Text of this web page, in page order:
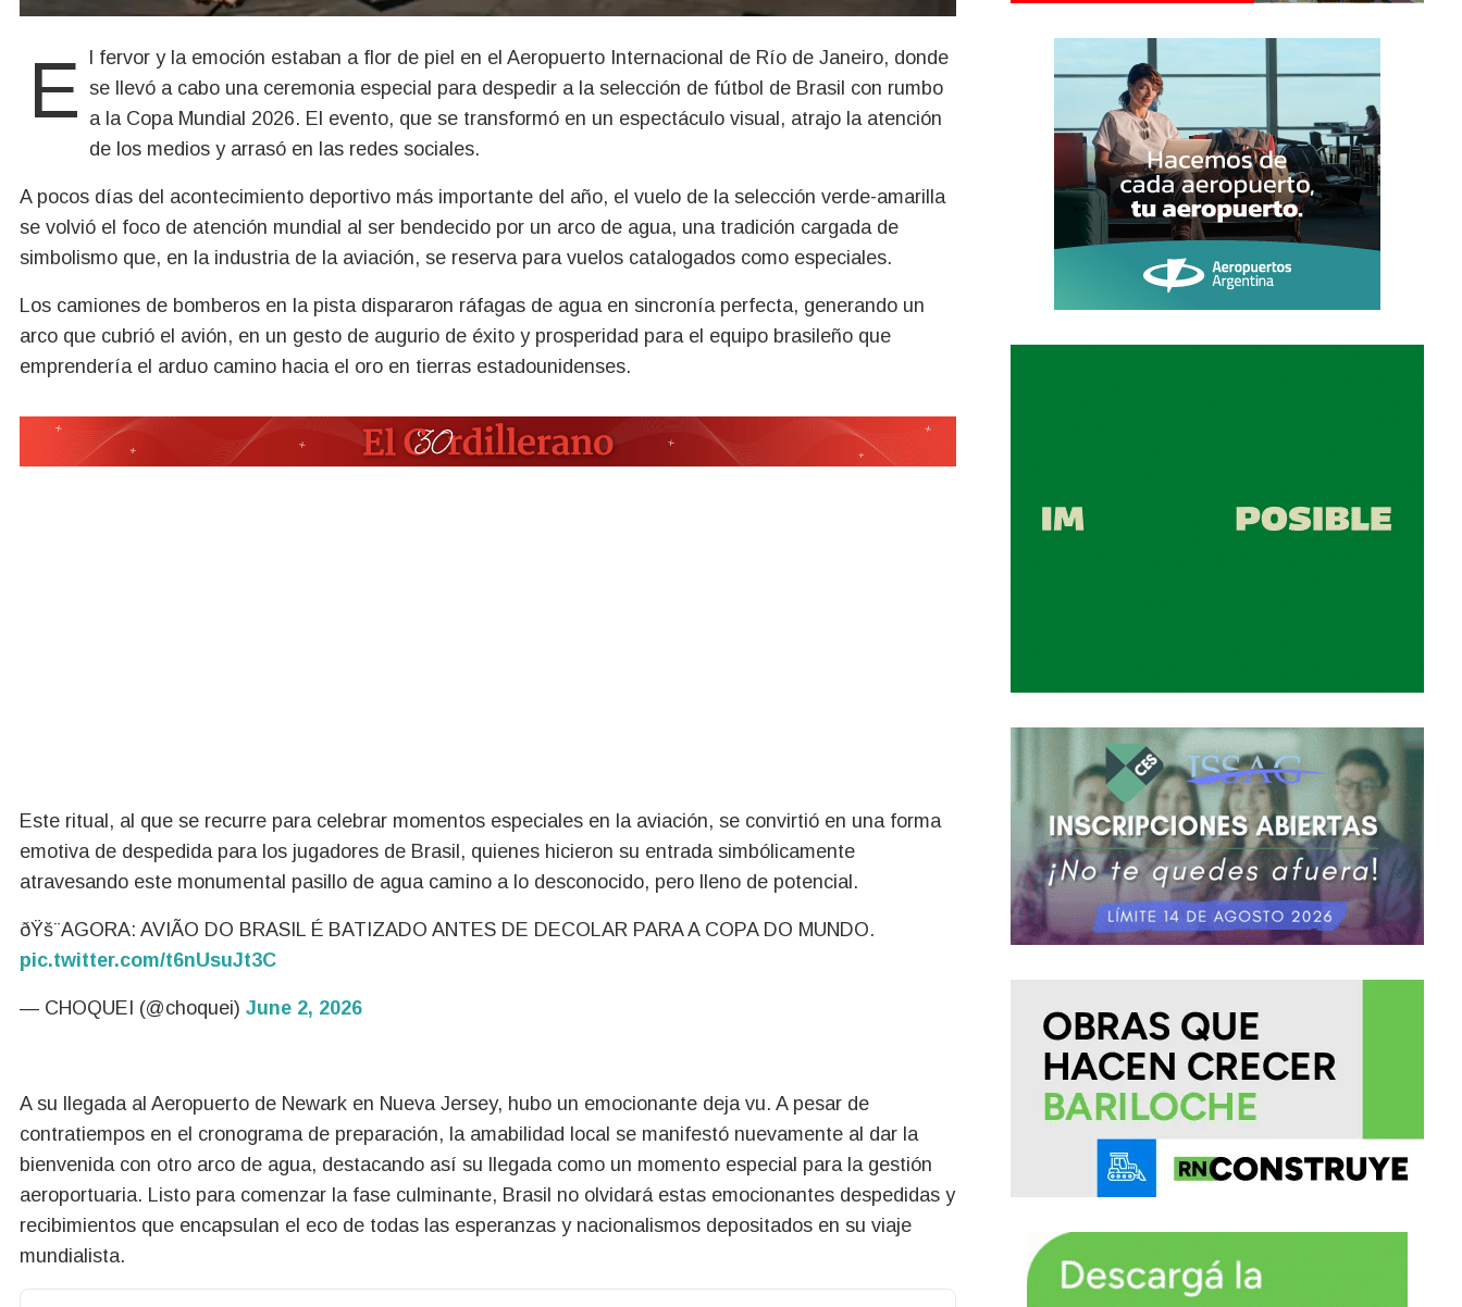
El fervor y la emoción estaban a flor de piel en el Aeropuerto Internacional de Río de Janeiro, donde se llevó a cabo una ceremonia especial para despedir a la selección de fútbol de Brasil con rumbo
a la Copa Mundial 2026. El evento, que se transformó en un espectáculo visual, atrajo la atención
de los medios y arrasó en las redes sociales.
A pocos días del acontecimiento deportivo más importante del año, el vuelo de la selección verde-amarilla
se volvió el foco de atención mundial al ser bendecido por un arco de agua, una tradición cargada de
simbolismo que, en la industria de la aviación, se reserva para vuelos catalogados como especiales.
Los camiones de bomberos en la pista dispararon ráfagas de agua en sincronía perfecta, generando un
arco que cubrió el avión, en un gesto de augurio de éxito y prosperidad para el equipo brasileño que
emprendería el arduo camino hacia el oro en tierras estadounidenses.
Este ritual, al que se recurre para celebrar momentos especiales en la aviación, se convirtió en una forma
emotiva de despedida para los jugadores de Brasil, quienes hicieron su entrada simbólicamente
atravesando este monumental pasillo de agua camino a lo desconocido, pero lleno de potencial.
ðŸš¨AGORA: AVIÃO DO BRASIL É BATIZADO ANTES DE DECOLAR PARA A COPA DO MUNDO.
pic.twitter.com/t6nUsuJt3C
— CHOQUEI (@choquei) June 2, 2026
A su llegada al Aeropuerto de Newark en Nueva Jersey, hubo un emocionante deja vu. A pesar de
contratiempos en el cronograma de preparación, la amabilidad local se manifestó nuevamente al dar la
bienvenida con otro arco de agua, destacando así su llegada como un momento especial para la gestión
aeroportuaria. Listo para comenzar la fase culminante, Brasil no olvidará estas emocionantes despedidas y
recibimientos que encapsulan el eco de todas las esperanzas y nacionalismos depositados en su viaje
mundialista.